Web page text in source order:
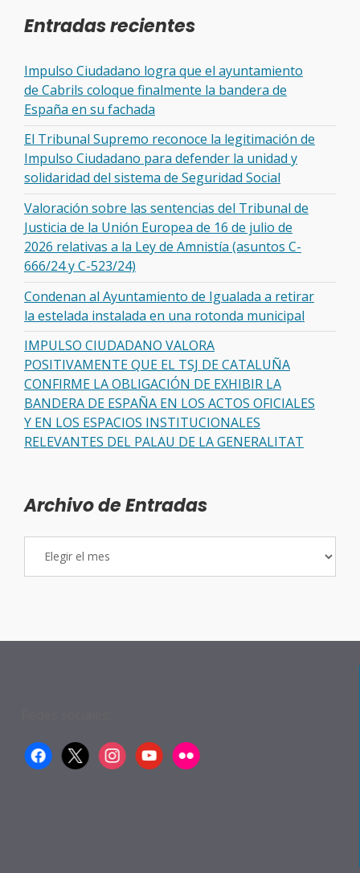
Entradas recientes
Impulso Ciudadano logra que el ayuntamiento
de Cabrils coloque finalmente la bandera de
España en su fachada
El Tribunal Supremo reconoce la legitimación de
Impulso Ciudadano para defender la unidad y
solidaridad del sistema de Seguridad Social
Valoración sobre las sentencias del Tribunal de
Justicia de la Unión Europea de 16 de julio de
2026 relativas a la Ley de Amnistía (asuntos C-
666/24 y C-523/24)
Condenan al Ayuntamiento de Igualada a retirar
la estelada instalada en una rotonda municipal
IMPULSO CIUDADANO VALORA
POSITIVAMENTE QUE EL TSJ DE CATALUÑA
CONFIRME LA OBLIGACIÓN DE EXHIBIR LA
BANDERA DE ESPAÑA EN LOS ACTOS OFICIALES
Y EN LOS ESPACIOS INSTITUCIONALES
RELEVANTES DEL PALAU DE LA GENERALITAT
Archivo de Entradas
facebook
x instagramyoutubeflickr